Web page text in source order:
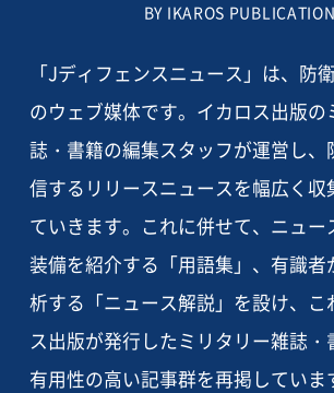
BY IKAROS
「Jディフェンスニュース」は、防
のウェブ媒体です。イカロス出版の
誌・書籍の編集スタッフが運営し、
信するリリースニュースを幅広く収
ていきます。これに併せて、ニュー
装備を紹介する「用語集」、有識者
析する「ニュース解説」を設け、こ
ス出版が発行したミリタリー雑誌・
有用性の高い記事群を再掲していま